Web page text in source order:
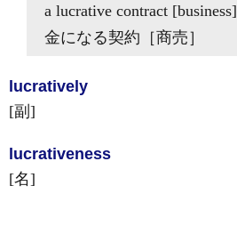
a lucrative contract [business]
金になる契約［商売］
lucratively
[副]
lucrativeness
[名]